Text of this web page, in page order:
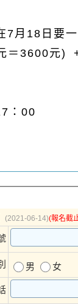
月18日要
＝3600元
： 00
(2021-06-14)(報名截
男 女